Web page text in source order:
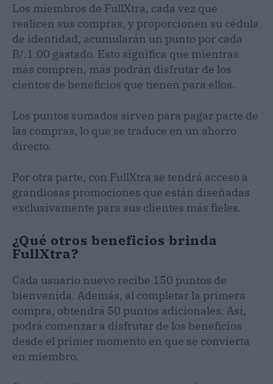
Los miembros de FullXtra, cada vez que
realicen sus compras, y proporcionen su cédula
de identidad, acumularán un punto por cada
B/.1.00 gastado. Esto significa que mientras
más compren, más podrán disfrutar de los
cientos de beneficios que tienen para ellos.
Los puntos sumados sirven para pagar parte de
las compras, lo que se traduce en un ahorro
directo.
Por otra parte, con FullXtra se tendrá acceso a
grandiosas promociones que están diseñadas
exclusivamente para sus clientes más fieles.
¿Qué otros beneficios brinda
FullXtra?
Cada usuario nuevo recibe 150 puntos de
bienvenida. Además, al completar la primera
compra, obtendrá 50 puntos adicionales. Así,
podrá comenzar a disfrutar de los beneficios
desde el primer momento en que se convierta
en miembro.